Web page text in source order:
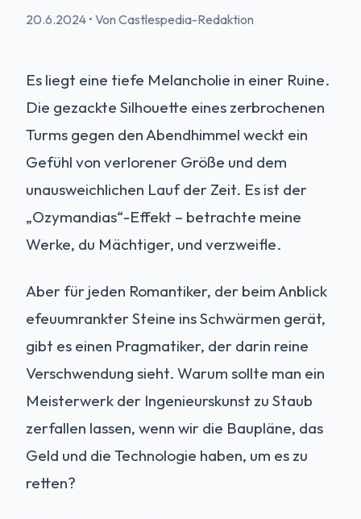
20.6.2024 • Von Castlespedia-Redaktion
Es liegt eine tiefe Melancholie in einer Ruine.
Die gezackte Silhouette eines zerbrochenen
Turms gegen den Abendhimmel weckt ein
Gefühl von verlorener Größe und dem
unausweichlichen Lauf der Zeit. Es ist der
„Ozymandias“-Effekt – betrachte meine
Werke, du Mächtiger, und verzweifle.
Aber für jeden Romantiker, der beim Anblick
efeuumrankter Steine ins Schwärmen gerät,
gibt es einen Pragmatiker, der darin reine
Verschwendung sieht. Warum sollte man ein
Meisterwerk der Ingenieurskunst zu Staub
zerfallen lassen, wenn wir die Baupläne, das
Geld und die Technologie haben, um es zu
retten?